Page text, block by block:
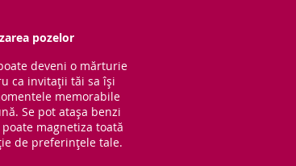
pozelor
deveni o mărturie
ca invitații tăi sa își
memorabile
Se pot atașa benzi
magnetiza toată
de preferințele tale.